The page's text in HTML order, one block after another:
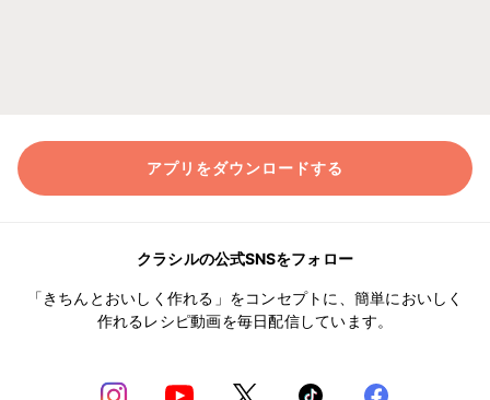
アプリをダウンロードする
クラシルの公式SNSをフォロー
「きちんとおいしく作れる」をコンセプトに、簡単においしく
作れるレシピ動画を毎日配信しています。